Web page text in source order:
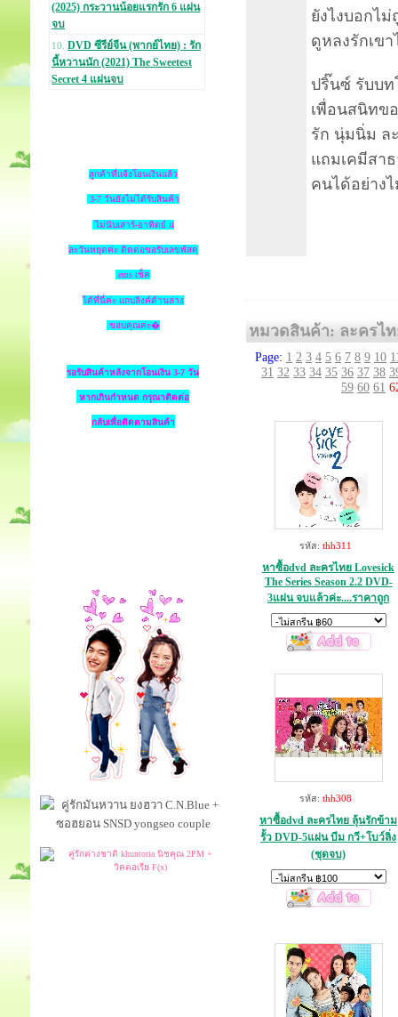
(2025) กระวานน้อยแรกรัก 6 แผ่น
จบ
10. DVD ซีรีย์จีน (พากย์ไทย) : รัก
นี้หวานนัก (2021) The Sweetest
Secret 4 แผ่นจบ
ลูกค้าที่แจ้งโอนเงินแล้ว
3-7 วันยังไม่ได้รับสินค้า
ไม่นับเสาร์-อาทิตย์ แ
ละวันหยุดค่ะ ติดต่อขอรับเลขพัสดุ
ems เช็ค
ได้ที่นี่ค่ะ แถบลิงค์ด้านล่าง
ขอบคุณค่ะ�
รอรับสินค้าหลังจากโอนเงิน 3-7 วัน
หากเกินกำหนด กรุณาติดต่อ
กลับเพื่อติดตามสินค้า
ยังไงบอกไ
ดูหลงรักเขา
ปริ๊นซ์ รับบ
เพื่อนสนิทข
รัก นุ่มนิ่ม ล
แถมเคมีสา
คนได้อย่างไ
หมวดสินค้า: ละครไท
Page: 1 2 3 4 5 6 7 8 9 10
31 32 33 34 35 36 37 38
59 60 61
รหัส: thh311
หาซื้อdvd ละครไทย Lovesick
The Series Season 2.2 DVD-
3แผ่น จบแล้วค่ะ....ราคาถูก
รหัส: thh308
หาซื้อdvd ละครไทย ลุ้นรักข้าม
รั้ว DVD-5แผ่น บีม กวี+โบว์ลิ่ง
(ชุดจบ)